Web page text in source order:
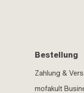
Bestellung
Zahlung &
mofakult